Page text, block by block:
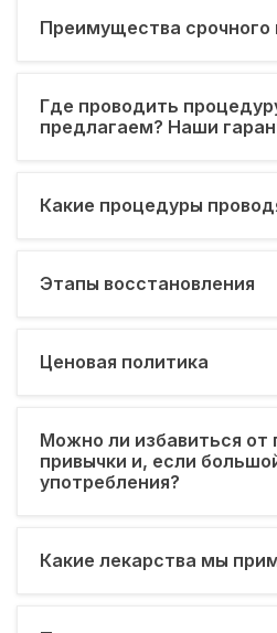
Преимущества срочного
Где проводить
предлагаем? Наши
Какие процедуры
Этапы восстановления
Ценовая политика
Можно ли избавиться от
привычки и, если
употребления?
Какие лекарства мы